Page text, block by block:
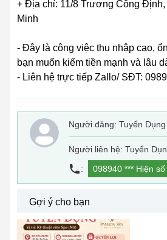
+ Địa chỉ: 11/8 Trương Công
Minh
- Đây là công việc thu nhập cao,
bạn muốn kiếm tiền mạnh và lâu
- Liên hệ trực tiếp Zallo/ SĐT:
Người đăng: Tuyển Dụng
Người liên hệ: Tuyển
:
098940 *** Hiện số
Gợi ý cho bạn